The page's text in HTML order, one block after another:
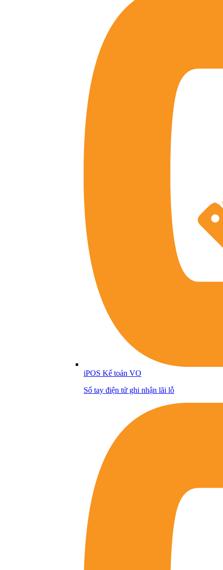
iPOS Kế toán VO
Sổ tay điện tử ghi nhận lãi lỗ